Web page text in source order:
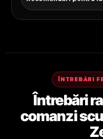
ÎNTREBĂRI
Întrebări
comanzi